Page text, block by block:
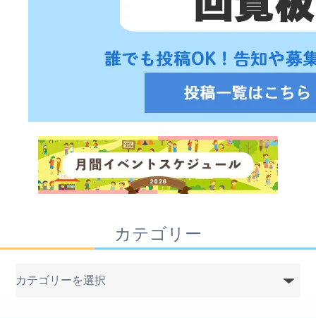
カテゴリー